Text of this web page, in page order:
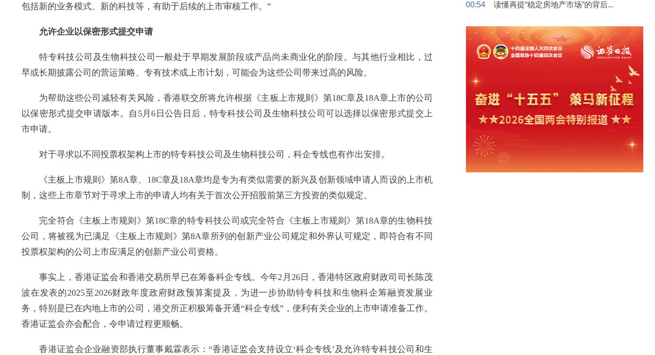
包括新的业务模式、新的科技等，有助于后续的上市审核工作。”
允许企业以保密形式提交申请
特专科技公司及生物科技公司一般处于早期发展阶段或产品尚未商业化的阶段。与其他行业相比，过
早或长期披露公司的营运策略、专有技术或上市计划，可能会为这些公司带来过高的风险。
为帮助这些公司减轻有关风险，香港联交所将允许根据《主板上市规则》第18C章及18A章上市的公司
以保密形式提交申请版本。自5月6日公告日后，特专科技公司及生物科技公司可以选择以保密形式提交上
市申请。
对于寻求以不同投票权架构上市的特专科技公司及生物科技公司，科企专线也有作出安排。
《主板上市规则》第8A章、18C章及18A章均是专为有类似需要的新兴及创新领域申请人而设的上市机
制，这些上市章节对于寻求上市的申请人均有关于首次公开招股前第三方投资的类似规定。
完全符合《主板上市规则》第18C章的特专科技公司或完全符合《主板上市规则》第18A章的生物科技
公司，将被视为已满足《主板上市规则》第8A章所列的创新产业公司规定和外界认可规定，即符合有不同
投票权架构的公司上市应满足的创新产业公司资格。
事实上，香港证监会和香港交易所早已在筹备科企专线。今年2月26日，香港特区政府财政司司长陈茂
波在发表的2025至2026财政年度政府财政预算案提及，为进一步协助特专科技和生物科企筹融资发展业
务，特别是已在内地上市的公司，港交所正积极筹备开通“科企专线”，便利有关企业的上市申请准备工作。
香港证监会亦会配合，令申请过程更顺畅。
香港证监会企业融资部执行董事戴霖表示：“香港证监会支持设立‘科企专线’及允许特专科技公司和生
00:54
读懂再提“稳定房地产市场”的背后...